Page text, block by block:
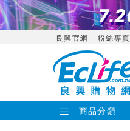
良興官網 粉絲專頁
商品分類